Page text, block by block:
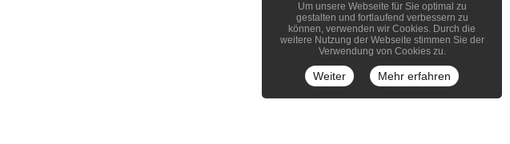
Um unsere Webseite für Sie optimal zu
gestalten und fortlaufend verbessern zu
können, verwenden wir Cookies. Durch die
weitere Nutzung der Webseite stimmen Sie der
Verwendung von Cookies zu.
Weiter Mehr erfahren